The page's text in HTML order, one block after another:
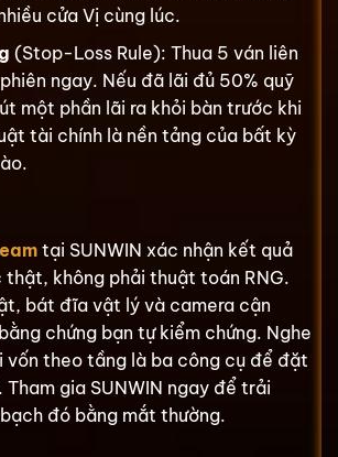
cửa Vị cùng lúc.
(Stop-Loss Rule): Thua 5 ván liên
ngay. Nếu đã lãi đủ 50% quỹ
một phần lãi ra khỏi bàn trước khi
tài chính là nền tảng của bất kỳ
tại SUNWIN xác nhận kết quả
thật, không phải thuật toán RNG.
bát đĩa vật lý và camera cận
chứng bạn tự kiểm chứng. Nghe
vốn theo tầng là ba công cụ để đặt
gia SUNWIN ngay để trải
đó bằng mắt thường.